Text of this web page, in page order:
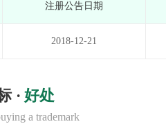
注册公告日期
2018-12-21
· 好处
a trademark